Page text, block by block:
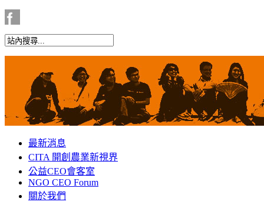
最新消息
CITA 開創農業新視界
公益CEO會客室
NGO CEO Forum
關於我們